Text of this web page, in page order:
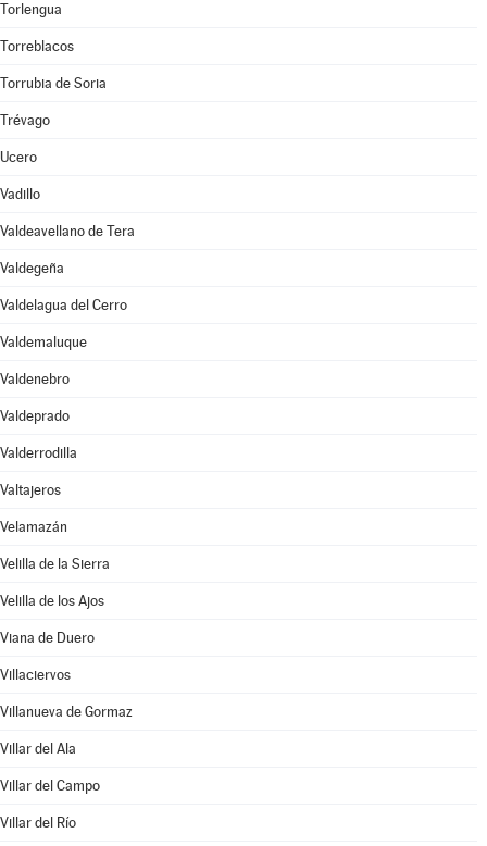
Torlengua
Torreblacos
Torrubia de Soria
Trévago
Ucero
Vadillo
Valdeavellano de Tera
Valdegeña
Valdelagua del Cerro
Valdemaluque
Valdenebro
Valdeprado
Valderrodilla
Valtajeros
Velamazán
Velilla de la Sierra
Velilla de los Ajos
Viana de Duero
Villaciervos
Villanueva de Gormaz
Villar del Ala
Villar del Campo
Villar del Río